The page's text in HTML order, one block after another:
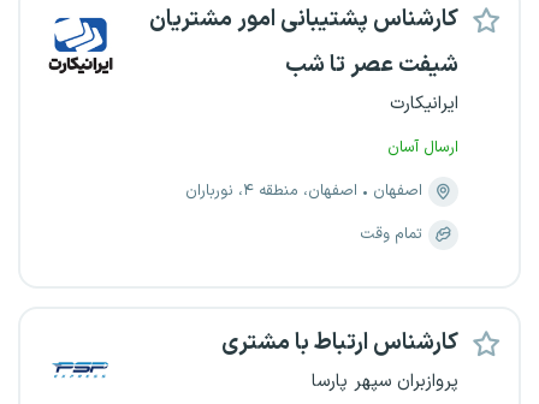
کارشناس پشتیبانی امور مشتریان
شیفت عصر تا شب
ایرانیکارت
ارسال آسان
اصفهان
اصفهان، منطقه ۴، نورباران
تمام وقت
کارشناس ارتباط با مشتری
پروازبران سپهر پارسا